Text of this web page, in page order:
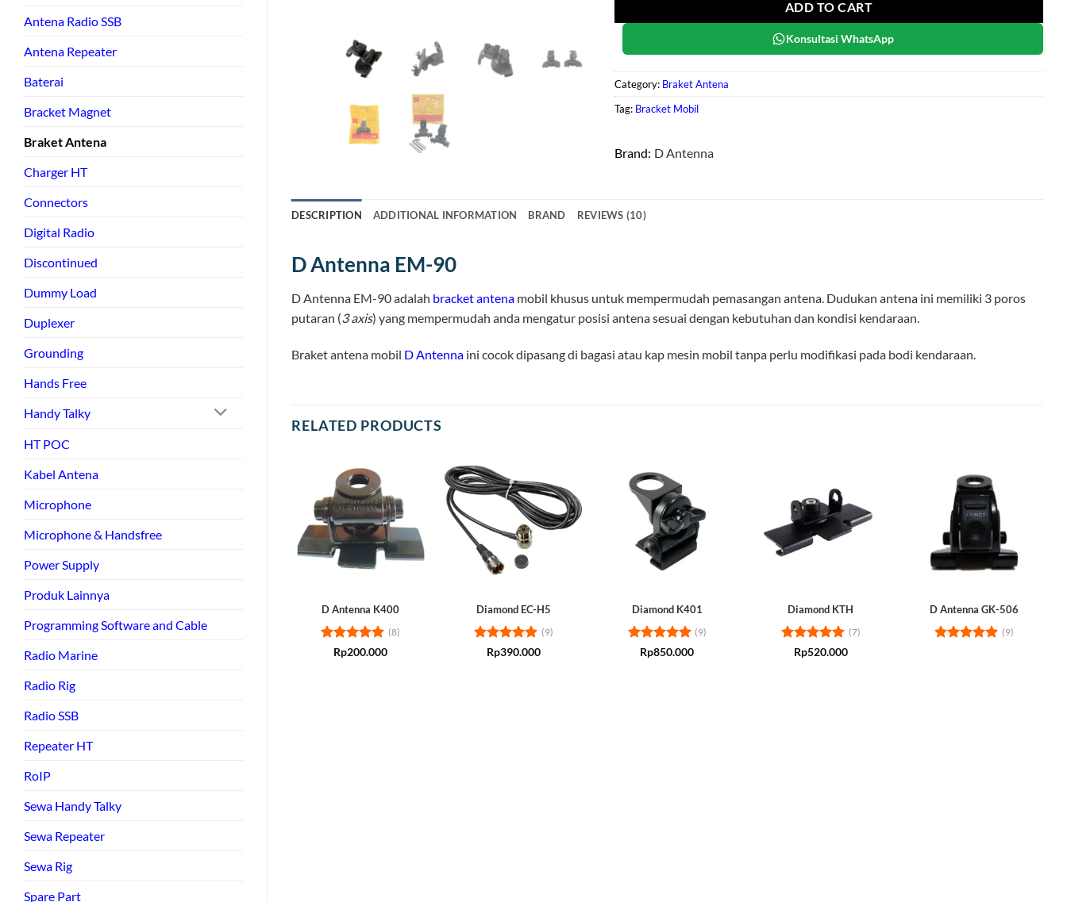
Antena Radio SSB
Antena Repeater
Baterai
Bracket Magnet
Braket Antena
Charger HT
Connectors
Digital Radio
Discontinued
Dummy Load
Duplexer
Grounding
Hands Free
Handy Talky
HT POC
Kabel Antena
Microphone
Microphone & Handsfree
Power Supply
Produk Lainnya
Programming Software and Cable
Radio Marine
Radio Rig
Radio SSB
Repeater HT
RoIP
Sewa Handy Talky
Sewa Repeater
Sewa Rig
Spare Part
ADD TO CART
Konsultasi WhatsApp
Category: Braket Antena
Tag: Bracket Mobil
Brand: D Antenna
DESCRIPTION ADDITIONAL INFORMATION BRAND REVIEWS (10)
D Antenna EM-90
D Antenna EM-90 adalah bracket antena mobil khusus untuk mempermudah pemasangan antena. Dudukan antena ini memiliki 3 poros
putaran (3 axis) yang mempermudah anda mengatur posisi antena sesuai dengan kebutuhan dan kondisi kendaraan.
Braket antena mobil D Antenna ini cocok dipasang di bagasi atau kap mesin mobil tanpa perlu modifikasi pada bodi kendaraan.
RELATED PRODUCTS
D Antenna K400
Rated5
(8)
Rp200.000
Diamond EC-H5
Rated5
(9)
Rp390.000
Diamond K401
Rated5
(9)
Rp850.000
Diamond KTH
Rated5
(7)
Rp520.000
D Antenna GK-506
(9)